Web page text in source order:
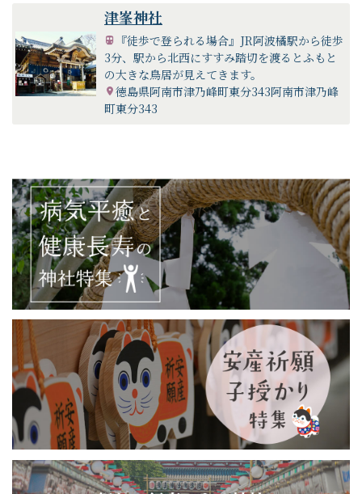
黄塵の巷を離れ、雲表遙かにそびゆる阿南霊峰の頂上に弥高
く鎮まります、延喜式内社（賀志波比売神）津峯神社は、人
皇第四十五代聖武天皇の御宇、神亀元年、神託によって國家
の鎮護、民族長寿延命の守護神として賀志波比売大神を御本
社に、開運招福、海上安全の守護神として恵比須大神、大國
主大神を境内社に奉斎し、國主、領主の尊崇頗る篤く、殊に
の生命をお助け下さるとの御神徳、また恵比須大神は、福の
神として阿波七福神めぐりの社寺に加わり、この霊域に参詣
する全國各地の崇敬者が四季絶えることがない。室戸阿南海
岸國定公園の当津峯山は本州の東南に屹立して衆山の崇とも
言うべく、遠くは紀の和歌の浦、淡路、鳴門、近くは小松
島、橘湾等、雲霞縹緲の間に展望することができ、俯瞰すれ
ば紺碧の海面を、或いは飛鳥の如く、或いは漂葉の如く去来
する機船、漁船の妙様筆紙に尽しがたく、海底の旭日、西山
の夕陽、その景、阿波八景随一の名にはじず、陸前の松島に
似て勝るとも劣らぬ絶景である。
赫々たる神徳、風光の美をかね実に天下の勝地であり、今や
阪神、和歌山、香川、高知県をはじめ、全國各地に崇敬者を
有し、篤信の徒、観光の客、この霊域に賽する者年間五十万
人を超えている。
天正年間、阿土合戦の戦火に罹災するも藩政時代には國主蜂
須賀阿波守の崇敬あつく、家老賀島家歴代の家例として正月
三日諸臣を従え、参詣され、近くは大正九年五月二日蜂須賀
正韶侯爵、昭和二年六月二日伏見宮博義王殿下がそれぞれ参
拝せられ月桂樹の記念植樹をされている。
津峯神社
『徒歩で登られる場合』JR阿波橘駅から徒歩
3分、駅から北西にすすみ踏切を渡るとふもと
の大きな鳥居が見えてきます。
徳島県阿南市津乃峰町東分343阿南市津乃峰
町東分343